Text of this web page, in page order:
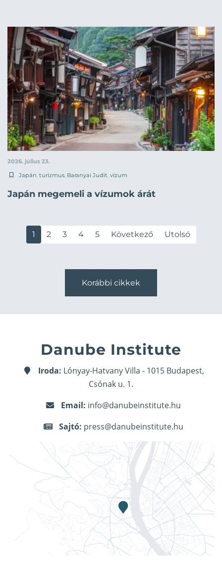
2026. július 23.
Japán, turizmus, Baranyai Judit, vízum
Japán megemeli a vízumok árát
1 2 3 4 5 Következő Utolsó
Korábbi cikkek
Danube Institute
Iroda: Lónyay-Hatvany Villa - 1015 Budapest,
Csónak u. 1.
Email: info@danubeinstitute.hu
Sajtó: press@danubeinstitute.hu